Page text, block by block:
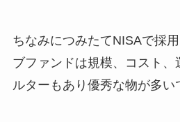
ちなみにつみたてNISAで採
ブファンドは規模、コスト、
ルターもあり優秀な物が多い